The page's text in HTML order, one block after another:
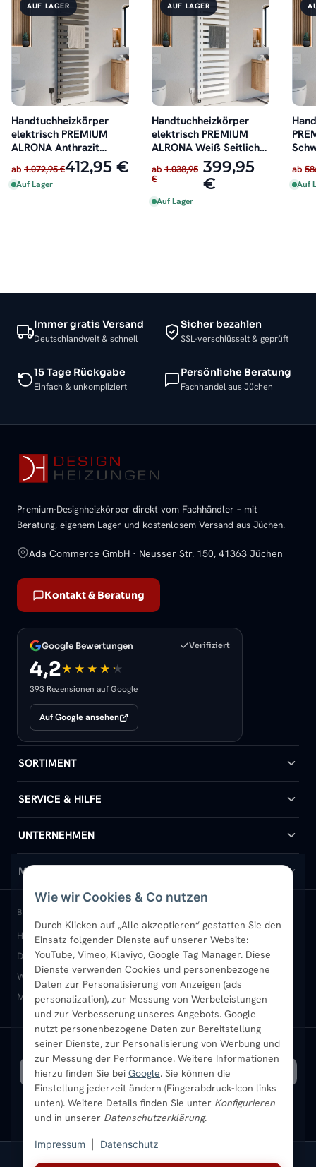
Wie wir Cookies & Co nutzen
Durch Klicken auf „Alle akzeptieren“ gestatten Sie den
Einsatz folgender Dienste auf unserer Website:
YouTube, Vimeo, Klaviyo, Google Tag Manager. Diese
Dienste verwenden Cookies und personenbezogene
Daten zur Personalisierung von Anzeigen (ads
personalization), zur Messung von Werbeleistungen
und zur Verbesserung unseres Angebots. Google
nutzt personenbezogene Daten zur Bereitstellung
seiner Dienste, zur Personalisierung von Werbung und
zur Messung der Performance. Weitere Informationen
hierzu finden Sie bei Google. Sie können die
Einstellung jederzeit ändern (Fingerabdruck-Icon links
unten). Weitere Details finden Sie unter Konfigurieren
und in unserer Datenschutzerklärung.
Impressum Datenschutz
AUF LAGER
Handtuchheizkörper
elektrisch PREMIUM
ALRONA Anthrazit
Seitlich offen inkl.
Heizstab
ab 1.072,95 €412,95 €
Auf Lager
AUF LAGER
Handtuchheizkörper
elektrisch PREMIUM
ALRONA Weiß Seitlich
offen inkl. Heizstab
ab 1.038,95
€
399,95
€
Auf Lager
ab
Auf
Immer gratis Versand
Deutschlandweit & schnell
Sicher bezahlen
SSL-verschlüsselt & geprüft
15 Tage Rückgabe
Einfach & unkompliziert
Persönliche Beratung
Fachhandel aus Jüchen
Premium-Designheizkörper direkt vom Fachhändler – mit
Beratung, eigenem Lager und kostenlosem Versand aus Jüchen.
Ada Commerce GmbH · Neusser Str. 150, 41363 Jüchen
Kontakt & Beratung
Google Bewertungen Verifiziert
4,2
393 Rezensionen auf Google
Auf Google ansehen
SORTIMENT
Badheizkörper
Handtuchheizkörper
Design-Heizkörper
Paneelheizkörper
Vertikal-Heizkörper
Heizkörper-Zubehör
SERVICE & HILFE
Hilfe & Kontakt
Versand & Lieferung
Rückgabe & Widerruf
Garantie & Gewährleistung
Montageservice vor Ort
Sendung verfolgen
UNTERNEHMEN
Wir über uns
Standort & Abholung Jüchen
B2B-Kunden
Karriere
Ratgeber
Bestpreisgarantie
MEIN KONTO
Anmelden / Mein Konto
Merkliste
Newsletter
Aktuelle Angebote
BELIEBTE KATEGORIEN
Heizkörper kaufenBadheizkörperHandtuchheizkörper
Design-HeizkörperPaneelheizkörperVertikal-Heizkörper
Wandheizkörper Wohnraum-Heizkörper Badheizkörper Schwarz
Mischbetrieb-HeizkörperHeizkörper-ZubehörAktuelle Angebote
VERSAND MIT